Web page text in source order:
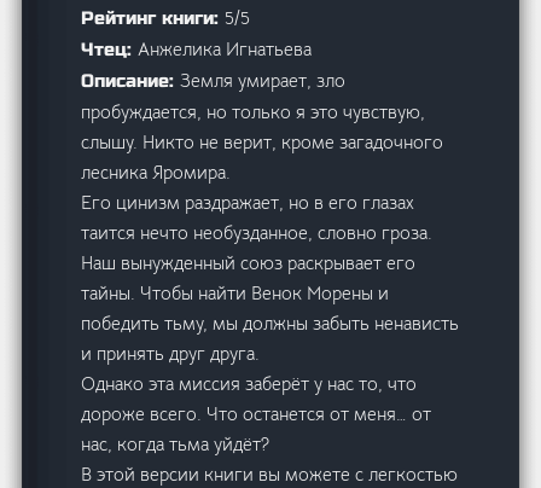
Рейтинг книги: 5/5
Чтец:Анжелика Игнатьева
Описание:Земля умирает, зло
пробуждается, но только я это чувствую,
слышу. Никто не верит, кроме загадочного
лесника Яромира.
Его цинизм раздражает, но в его глазах
таится нечто необузданное, словно гроза.
Наш вынужденный союз раскрывает его
тайны. Чтобы найти Венок Морены и
победить тьму, мы должны забыть ненависть
и принять друг друга.
Однако эта миссия заберёт у нас то, что
дороже всего. Что останется от меня… от
нас, когда тьма уйдёт?
В этой версии книги вы можете с легкостью